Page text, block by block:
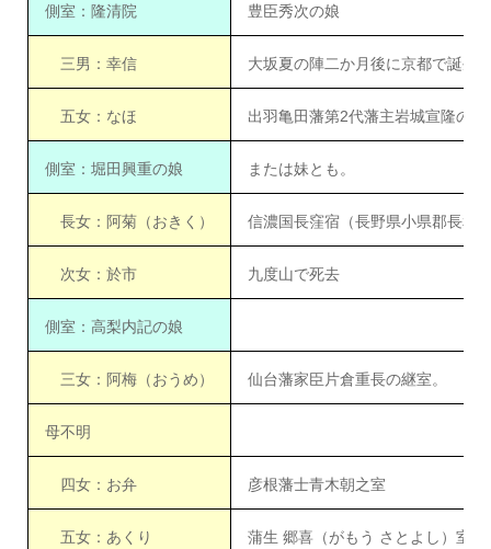
側室：隆清院 豊臣秀次の娘
三男：幸信 大坂夏の陣二か月後に京都で誕生
五女：なほ 出羽亀田藩第2代藩主岩城宣隆の
側室：堀田興重の娘 または妹とも。
長女：阿菊（おきく） 信濃国長窪宿（長野県小県郡長和
次女：於市 九度山で死去
側室：高梨内記の娘
三女：阿梅（おうめ） 仙台藩家臣片倉重長の継室。
母不明
四女：お弁 彦根藩士青木朝之室
五女：あくり 蒲生 郷喜（がもう さとよし）室（